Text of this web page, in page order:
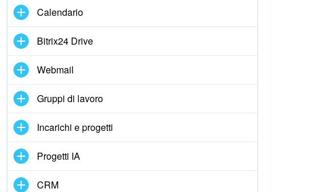
Calendario
Bitrix24 Drive
Webmail
Gruppi di lavoro
Incarichi e progetti
Progetti IA
CRM